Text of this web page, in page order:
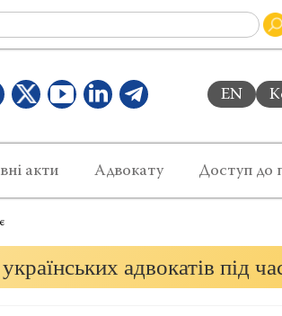
EN
акти Адвокату Доступ до
адвокатів під